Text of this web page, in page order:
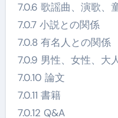
7.0.6 歌謡曲、演歌、
7.0.7 小説との関係
7.0.8 有名人との関係
7.0.9 男性、女性、大
7.0.10 論文
7.0.11 書籍
7.0.12 Q&A